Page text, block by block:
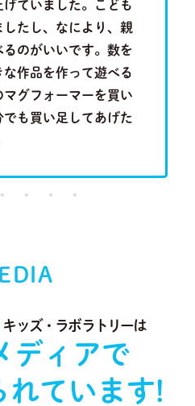
ていました。こども
たし、なにより、親
のがいいです。数を
作品を作って遊べる
グフォーマーを買い
も買い足してあげた
ッズ・ラボラトリーは
ディアで
れています!